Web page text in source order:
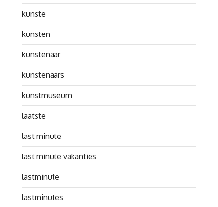
kunste
kunsten
kunstenaar
kunstenaars
kunstmuseum
laatste
last minute
last minute vakanties
lastminute
lastminutes